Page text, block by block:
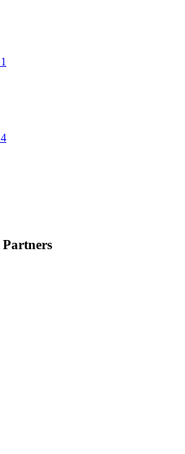
1
4
Partners